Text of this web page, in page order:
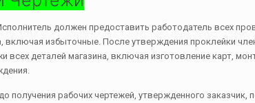
должен предоставить работодатель всех
избыточные. После утверждения проклейки
деталей магазина, включая изготовление карт,
получения рабочих чертежей, утвержденного заказчик,